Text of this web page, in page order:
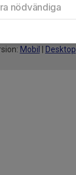
Mobil Desktop
nödvändiga